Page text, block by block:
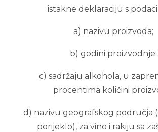
istakne deklaraciju s
a) nazivu proizvoda;
b) godini proizvodnje:
c) sadržaju alkohola, u
procentima količini
d) nazivu geografskog područja
porijeklo), za vino i rakiju sa